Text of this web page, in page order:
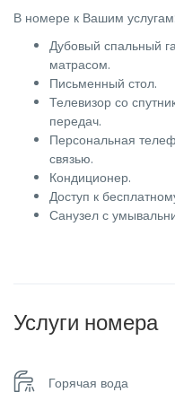
В номере к Вашим услугам:
Дубовый спальный
матрасом.
Письменный стол.
Телевизор со
передач.
Персональная
связью.
Кондиционер.
Доступ к
Санузел с
Услуги номера
Горячая вода